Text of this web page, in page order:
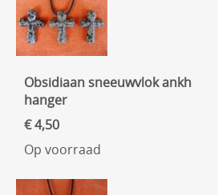
Obsidiaan sneeuwvlok ankh
hanger
€ 4,50
Op voorraad